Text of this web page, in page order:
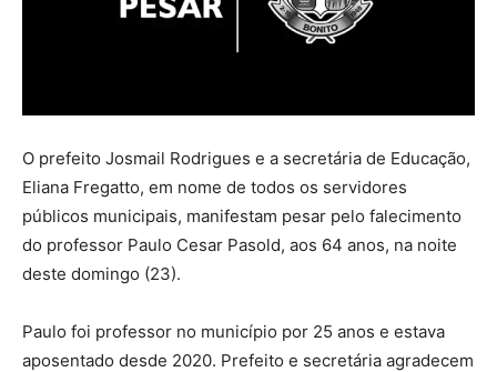
O prefeito Josmail Rodrigues e a secretária de Educação,
Eliana Fregatto, em nome de todos os servidores
públicos municipais, manifestam pesar pelo falecimento
do professor Paulo Cesar Pasold, aos 64 anos, na noite
deste domingo (23).
Paulo foi professor no município por 25 anos e estava
aposentado desde 2020. Prefeito e secretária agradecem